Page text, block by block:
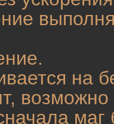
на
маг